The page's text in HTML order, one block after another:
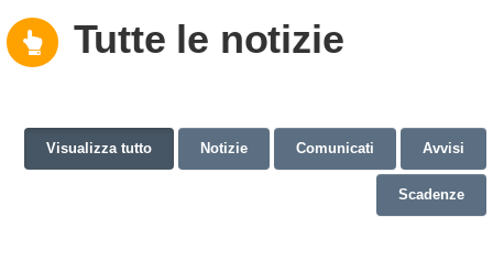
Tutte le notizie
Visualizza tutto Notizie Comunicati Avvisi
Scadenze